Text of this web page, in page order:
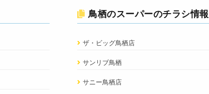
鳥栖のスーパーのチラシ情報
ザ・ビッグ鳥栖店
サンリブ鳥栖
サニー鳥栖店